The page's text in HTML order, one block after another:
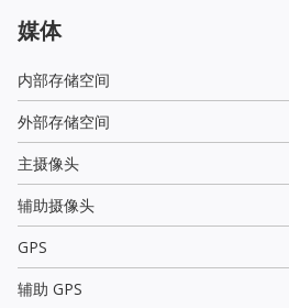
媒体
内部存储空间
外部存储空间
主摄像头
辅助摄像头
GPS
辅助 GPS